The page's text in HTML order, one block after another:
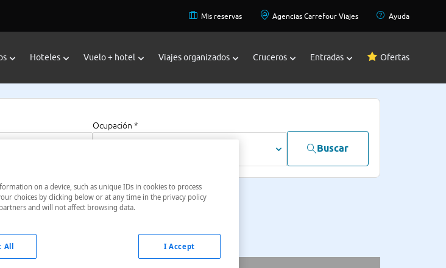
Mis reservas Agencias Carrefour Viajes Ayuda
Hoteles Vuelo + hotel Viajes organizados Cruceros Entradas Ofertas
Ocupación *
Buscar
on a device, such as unique IDs in cookies to process
choices by clicking below or at any time in the privacy policy
and will not affect browsing data.
I Accept